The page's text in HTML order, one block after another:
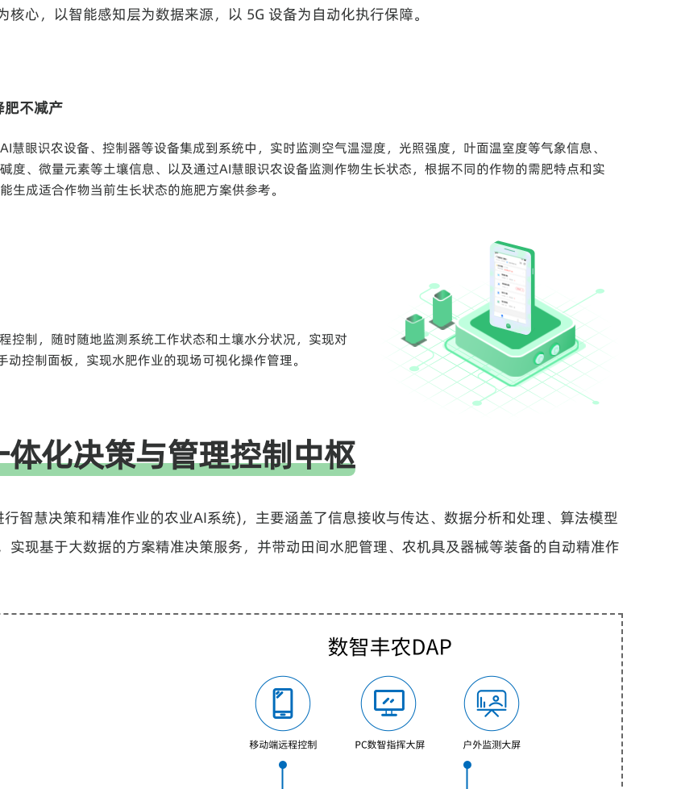
心，以智能感知层为数据来源，以 5G 设备为自动化执行保障。
肥不减产
慧眼识农设备、控制器等设备集成到系统中，实时监测空气温湿度，光照强度，叶面温室度等气象信息、
度、微量元素等土壤信息、以及通过AI慧眼识农设备监测作物生长状态，根据不同的作物的需肥特点和实
生成适合作物当前生长状态的施肥方案供参考。
控制，随时随地监测系统工作状态和土壤水分状况，实现对
控制面板，实现水肥作业的现场可视化操作管理。
化决策与管理控制中枢
智慧决策和精准作业的农业AI系统)，主要涵盖了信息接收与传达、数据分析和处理、算法模型
现基于大数据的方案精准决策服务，并带动田间水肥管理、农机具及器械等装备的自动精准作